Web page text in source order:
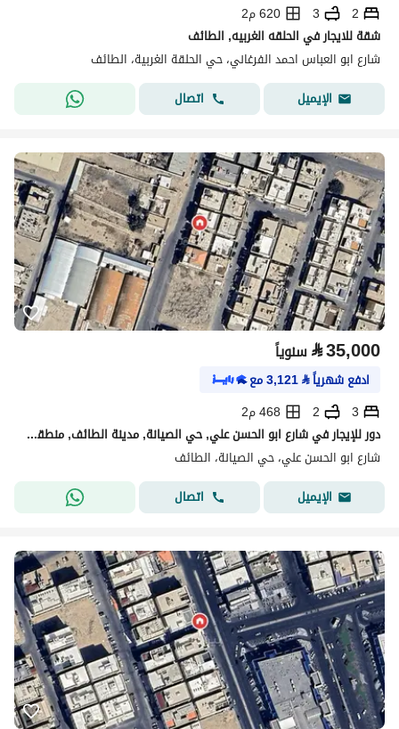
2
3
620 م2
شقة للايجار في الحلقه الغربيه, الطائف
شارع ابو العباس احمد الفرغاني، حي الحلقة الغربية، الطائف
الإيميل
اتصال
⃁35,000 سنوياً
ادفع شهرياً⃁
3,121مع
3
2
468 م2
دور للإيجار في شارع ابو الحسن علي, حي الصيانة, مدينة الطائف, منطقة مكة المكرمة
شارع ابو الحسن علي، حي الصيانة، الطائف
الإيميل
اتصال